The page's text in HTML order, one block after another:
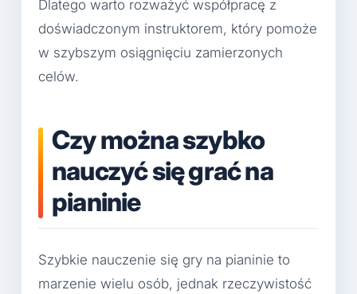
Dlatego warto rozważyć współpracę z
doświadczonym instruktorem, który pomoże
w szybszym osiągnięciu zamierzonych
celów.
Czy można szybko
nauczyć się grać na
pianinie
Szybkie nauczenie się gry na pianinie to
marzenie wielu osób, jednak rzeczywistość